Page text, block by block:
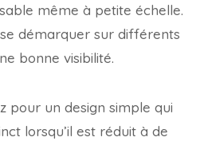
même à petite échelle.
démarquer sur différents
bonne visibilité.
pour un design simple qui
lorsqu’il est réduit à de